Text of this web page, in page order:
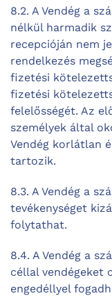
8.2. A Vendég a
nélkül harmadik
recepcióján nem
rendelkezés
fizetési
fizetési
felelősségét. Az
személyek által
Vendég korlátlan
tartozik.
8.3. A Vendég a
tevékenységet
folytathat.
8.4. A Vendég a
céllal vendégeket
engedéllyel